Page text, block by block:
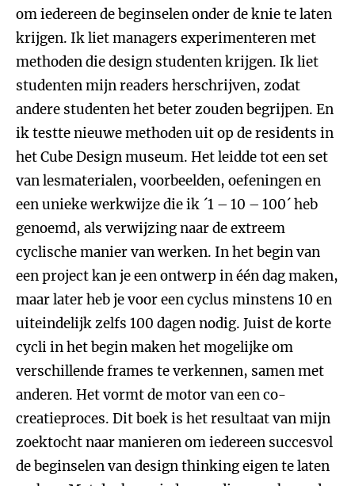
om iedereen de beginselen onder de knie te laten
krijgen. Ik liet managers experimenteren met
methoden die design studenten krijgen. Ik liet
studenten mijn readers herschrijven, zodat
andere studenten het beter zouden begrijpen. En
ik testte nieuwe methoden uit op de residents in
het Cube Design museum. Het leidde tot een set
van lesmaterialen, voorbeelden, oefeningen en
een unieke werkwijze die ik ´1 – 10 – 100´ heb
genoemd, als verwijzing naar de extreem
cyclische manier van werken. In het begin van
een project kan je een ontwerp in één dag maken,
maar later heb je voor een cyclus minstens 10 en
uiteindelijk zelfs 100 dagen nodig. Juist de korte
cycli in het begin maken het mogelijke om
verschillende frames te verkennen, samen met
anderen. Het vormt de motor van een co-
creatieproces. Dit boek is het resultaat van mijn
zoektocht naar manieren om iedereen succesvol
de beginselen van design thinking eigen te laten